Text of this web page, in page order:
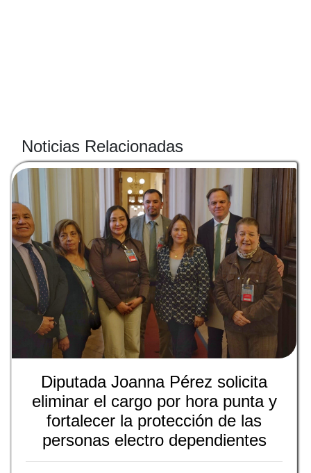
Noticias Relacionadas
Diputada Joanna Pérez solicita
eliminar el cargo por hora punta y
fortalecer la protección de las
personas electro dependientes